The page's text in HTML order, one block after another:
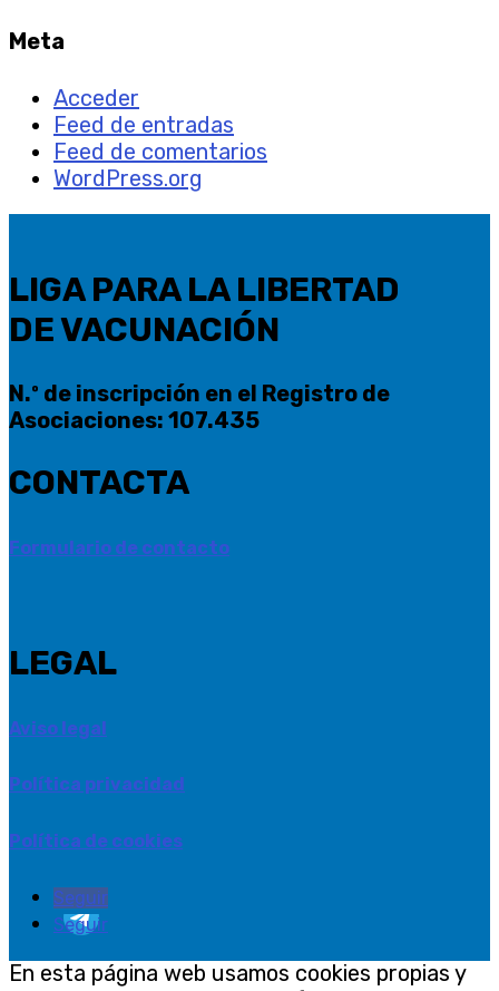
Meta
Acceder
Feed de entradas
Feed de comentarios
WordPress.org
LIGA PARA LA LIBERTAD
DE VACUNACIÓN
N.º de inscripción en el Registro de
Asociaciones: 107.435
CONTACTA
Formulario de contacto
LEGAL
Aviso legal
Política privacidad
Política de cookies
Seguir
Seguir
En esta página web usamos cookies propias y